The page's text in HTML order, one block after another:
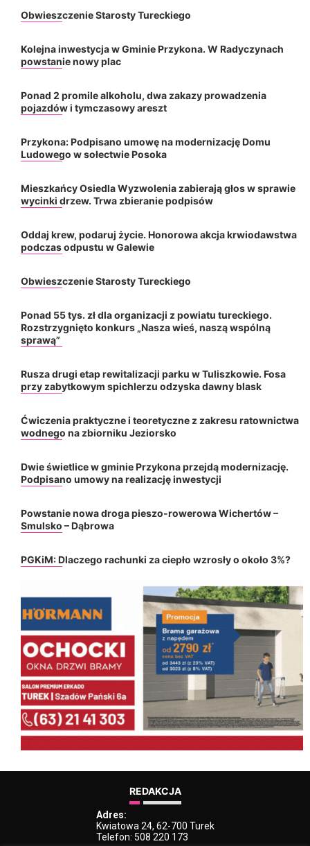
Obwieszczenie Starosty Tureckiego
Kolejna inwestycja w Gminie Przykona. W Radyczynach
powstanie nowy plac
Ponad 2 promile alkoholu, dwa zakazy prowadzenia
pojazdów i tymczasowy areszt
Przykona: Podpisano umowę na modernizację Domu
Ludowego w sołectwie Posoka
Mieszkańcy Osiedla Wyzwolenia zabierają głos w sprawie
wycinki drzew. Trwa zbieranie podpisów
Oddaj krew, podaruj życie. Honorowa akcja krwiodawstwa
podczas odpustu w Galewie
Obwieszczenie Starosty Tureckiego
Ponad 55 tys. zł dla organizacji z powiatu tureckiego.
Rozstrzygnięto konkurs „Nasza wieś, naszą wspólną
sprawą”
Rusza drugi etap rewitalizacji parku w Tuliszkowie. Fosa
przy zabytkowym spichlerzu odzyska dawny blask
Ćwiczenia praktyczne i teoretyczne z zakresu ratownictwa
wodnego na zbiorniku Jeziorsko
Dwie świetlice w gminie Przykona przejdą modernizację.
Podpisano umowy na realizację inwestycji
Powstanie nowa droga pieszo-rowerowa Wichertów –
Smulsko – Dąbrowa
PGKiM: Dlaczego rachunki za ciepło wzrosły o około 3%?
REDAKCJA
Adres:
Kwiatowa 24, 62-700 Turek
Telefon: 508 220 173